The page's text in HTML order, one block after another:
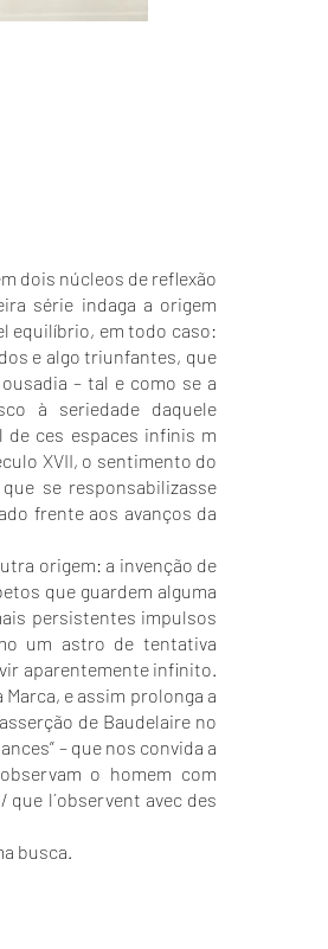
dois núcleos de reflexão
série indaga a origem
equilíbrio, em todo caso:
e algo triunfantes, que
– tal e como se a
à seriedade daquele
de ces espaces infinis m
XVII, o sentimento do
se responsabilizasse
frente aos avanços da
origem: a invenção de
que guardem alguma
persistentes impulsos
um astro de tentativa
aparentemente infinito.
e assim prolonga a
de Baudelaire no
– que nos convida a
o homem com
que l´observent avec des
busca.